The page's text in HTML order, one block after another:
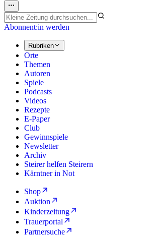
Abonnent:in werden
Rubriken
Orte
Themen
Autoren
Spiele
Podcasts
Videos
Rezepte
E-Paper
Club
Gewinnspiele
Newsletter
Archiv
Steirer helfen Steirern
Kärntner in Not
Shop
Auktion
Kinderzeitung
Trauerportal
Partnersuche